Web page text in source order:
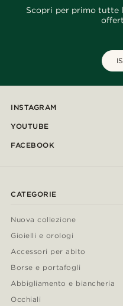
Scopri per primo tutte
INSTAGRAM
YOUTUBE
FACEBOOK
CATEGORIE
Nuova collezione
Gioielli e orologi
Accessori per abito
Borse e portafogli
Abbigliamento e biancheria
Occhiali